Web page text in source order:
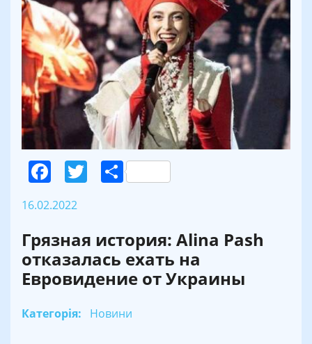
Facebook
Twitter
Поділитися
16.02.2022
Грязная история: Alina Pash
отказалась ехать на
Евровидение от Украины
Категорія: Новини